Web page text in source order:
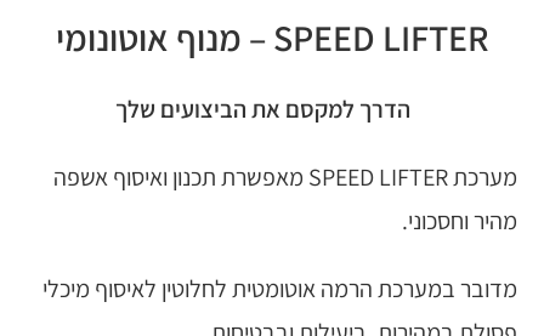
SPEED LIFTER – מנוף אוטונומי
הדרך למקסם את הביצועים שלך
מערכת SPEED LIFTER מאפשרת תכנון ואיסוף אשפה
מהיר וחסכוני.
מדובר במערכת הרמה אוטומטית לחלוטין לאיסוף מיכלי